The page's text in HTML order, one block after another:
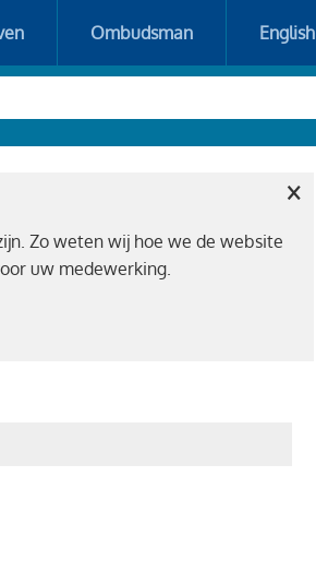
Ombudsman English
Zo weten wij hoe we de website
uw medewerking.
×